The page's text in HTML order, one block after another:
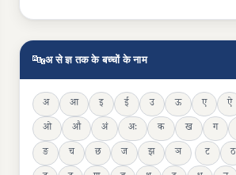
🔤अ से ज्ञ तक के बच्चों के नाम
अ आ इ ई उ ऊ ए
ऐ
ओ
औ अं अः क ख ग
ङ
च छ ज झ ञ ट
ठ